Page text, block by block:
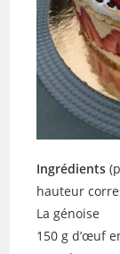
Ingrédients
hauteur
La génoise
150 g d’œuf